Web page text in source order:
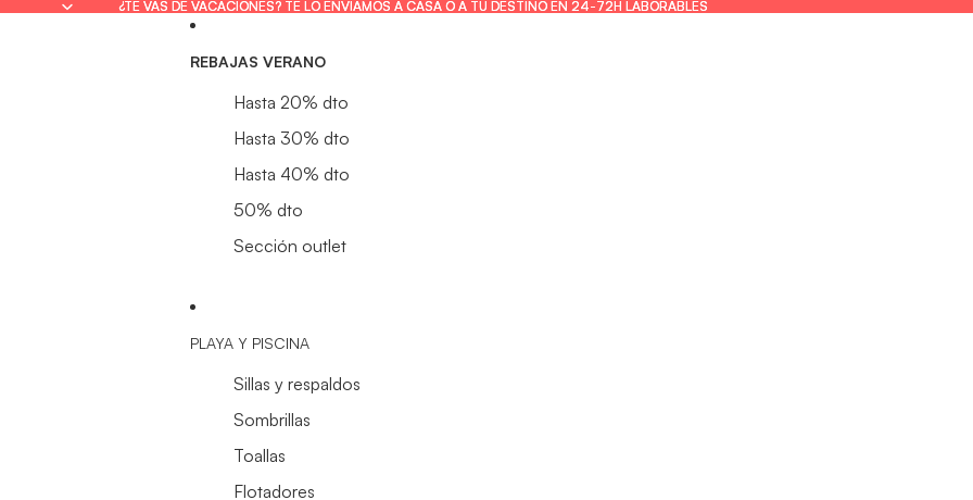
¿TE VAS DE VACACIONES? TE LO ENVIAMOS A CASA O A TU DESTINO EN 24-72H LABORABLES
¿TE VAS DE VACACIONES? TE LO ENVIAMOS A CASA O A TU DESTINO EN 24-72H LABORABLES
REBAJAS VERANO
Hasta 20% dto
Hasta 30% dto
Hasta 40% dto
50% dto
Sección outlet
PLAYA Y PISCINA
Sillas y respaldos
Sombrillas
Toallas
Flotadores